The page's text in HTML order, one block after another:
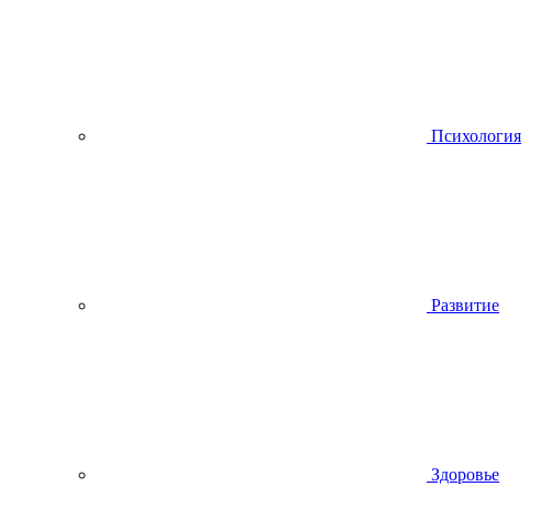
Психология
Развитие
Здоровье